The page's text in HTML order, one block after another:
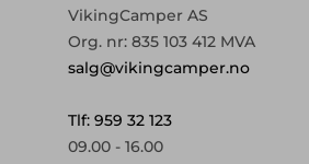
VikingCamper AS
Org. nr: 835 103 412 MVA
salg@vikingcamper.no
Tlf: 959 32 123
09.00 - 16.00